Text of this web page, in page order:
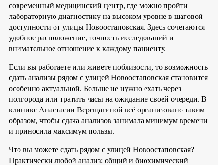
современный медицинский центр, где можно пройти
лабораторную диагностику на высоком уровне в шаговой
доступности от улицы Новоостаповская. Здесь сочетаются
удобное расположение, точность исследований и
внимательное отношение к каждому пациенту.
Если вы работаете или живете поблизости, то возможность
сдать анализы рядом с улицей Новоостаповская становится
особенно актуальной. Больше не нужно ехать через
полгорода или тратить часы на ожидание своей очереди. В
клинике Анастасии Верещагиной всё организовано таким
образом, чтобы сдача анализов занимала минимум времени
и приносила максимум пользы.
Что вы можете сдать рядом с улицей Новоостаповская?
Практически любой анализ: общий и биохимический